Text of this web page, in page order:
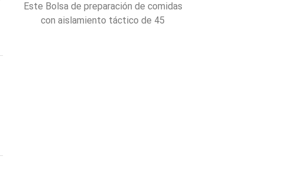
Este Bolsa de preparación de comidas
con aislamiento táctico de 45